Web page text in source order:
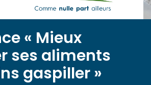
« Mieux
ses aliments
gaspiller »